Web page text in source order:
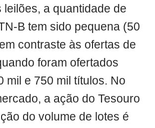
leilões, a quantidade de
B tem sido pequena (50
contraste às ofertas de
foram ofertados
mil e 750 mil títulos. No
a ação do Tesouro
do volume de lotes é